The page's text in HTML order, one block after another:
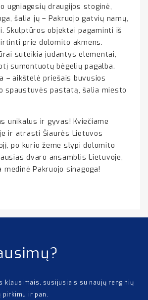
ugniagesių draugijos stoginė,
šalia jų – Pakruojo gatvių namų,
Skulptūros objektai pagaminti iš
prie dolomito akmens.
suteikia judantys elementai,
sumontuotų bėgelių pagalba.
– aikštelė priešais buvusios
spaustuvės pastatą, šalia miesto
unikalus ir gyvas! Kviečiame
ir atrasti Šiaurės Lietuvos
po kurio žeme slypi dolomito
dvaro ansamblis Lietuvoje,
medinė Pakruojo sinagoga!
klausimais, susijusiais su naujų renginių
pirkimu ir pan.